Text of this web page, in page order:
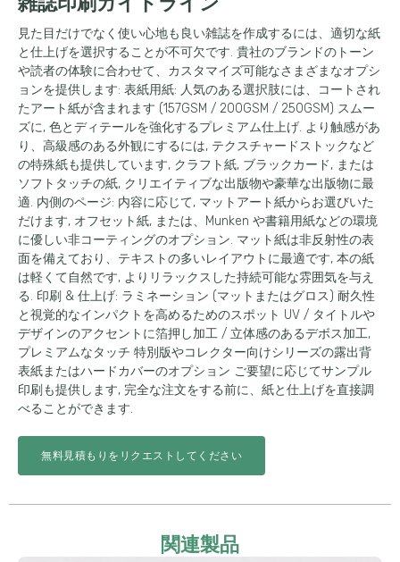
見た目だけでなく使い心地も良い雑誌を作成するには、適切な紙
と仕上げを選択することが不可欠です. 貴社のブランドのトーン
や読者の体験に合わせて、カスタマイズ可能なさまざまなオプシ
ョンを提供します: 表紙用紙: 人気のある選択肢には、コートされ
たアート紙が含まれます (157GSM / 200GSM / 250GSM) スムー
ズに, 色とディテールを強化するプレミアム仕上げ. より触感があ
り、高級感のある外観にするには, テクスチャードストックなど
の特殊紙も提供しています, クラフト紙, ブラックカード, または
ソフトタッチの紙, クリエイティブな出版物や豪華な出版物に最
適. 内側のページ: 内容に応じて, マットアート紙からお選びいた
だけます, オフセット紙, または、Munken や書籍用紙などの環境
に優しい非コーティングのオプション. マット紙は非反射性の表
面を備えており、テキストの多いレイアウトに最適です, 本の紙
は軽くて自然です, よりリラックスした持続可能な雰囲気を与え
る. 印刷 & 仕上げ: ラミネーション (マットまたはグロス) 耐久性
と視覚的なインパクトを高めるためのスポット UV / タイトルや
デザインのアクセントに箔押し加工 / 立体感のあるデボス加工,
プレミアムなタッチ 特別版やコレクター向けシリーズの露出背
表紙またはハードカバーのオプション ご要望に応じてサンプル
印刷も提供します, 完全な注文をする前に、紙と仕上げを直接調
べることができます.
無料見積もりをリクエストしてください
関連製品